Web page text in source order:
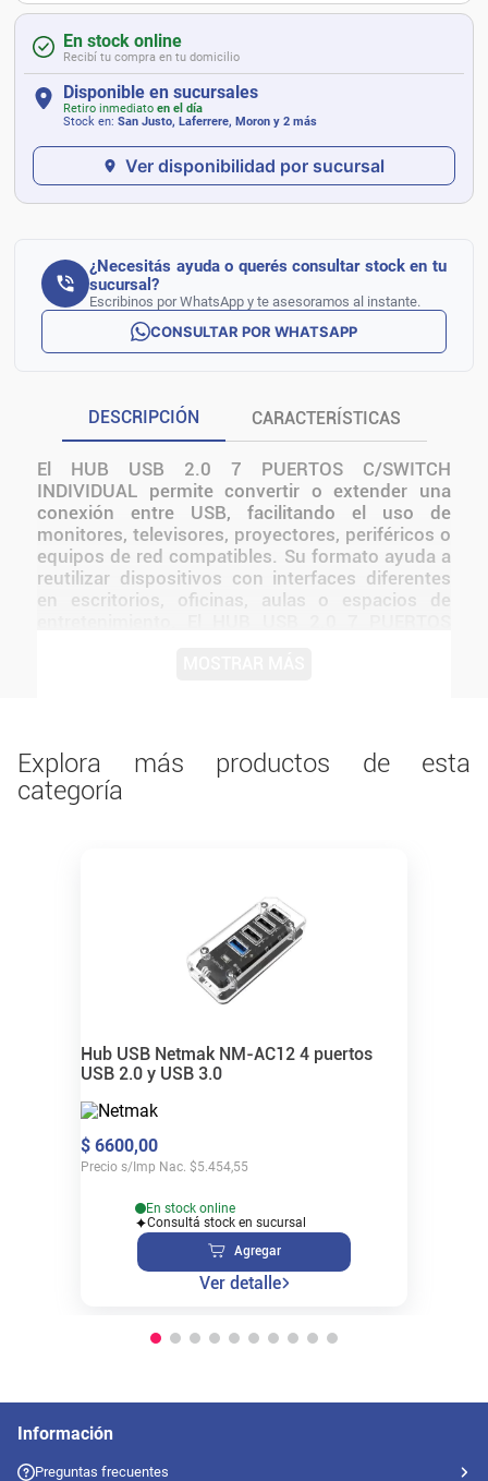
En stock online
Recibí tu compra en tu domicilio
Disponible en sucursales
Retiro inmediato en el día
Stock en: San Justo, Laferrere, Moron y 2 más
Ver disponibilidad por sucursal
¿Necesitás ayuda o querés consultar stock en tu
sucursal?
Escribinos por WhatsApp y te asesoramos al instante.
CONSULTAR POR WHATSAPP
DESCRIPCIÓN CARACTERÍSTICAS
El HUB USB 2.0 7 PUERTOS C/SWITCH
INDIVIDUAL permite convertir o extender una
conexión entre USB, facilitando el uso de
monitores, televisores, proyectores, periféricos o
equipos de red compatibles. Su formato ayuda a
reutilizar dispositivos con interfaces diferentes
en escritorios, oficinas, aulas o espacios de
Explora más productos de esta
categoría
Hub USB Netmak NM-AC12 4 puertos
USB 2.0 y USB 3.0
$ 6600,00
Precio s/Imp Nac. $5.454,55
En stock online
Consultá stock en sucursal
Agregar
Ver detalle
Información
Preguntas frecuentes